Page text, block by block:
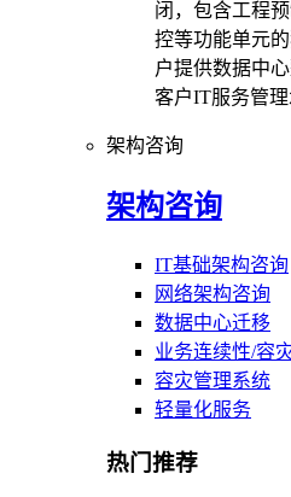
闭，包含工程
控等功能单元
户提供数据中
客户IT服务管理
架构咨询
架构咨询
IT基础架构咨询
网络架构咨询
数据中心迁移
业务连续性/容
容灾管理系统
轻量化服务
热门推荐